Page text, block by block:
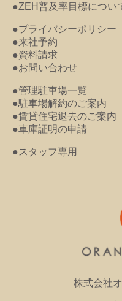
●ZEH普及率目標につい
●プライバシーポリシー
●来社予約
●資料請求
●お問い合わせ
●管理駐車場一覧
●駐車場解約のご案内
●賃貸住宅退去のご案内
●車庫証明の申請
●スタッフ専用
株式会社